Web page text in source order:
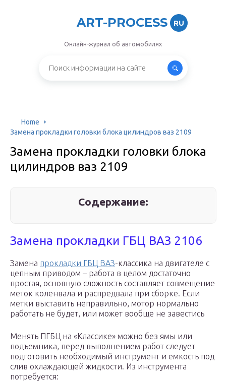
ART-PROCESS RU
Онлайн-журнал об автомобилях
Home
Замена прокладки головки блока цилиндров ваз 2109
Замена прокладки головки блока
цилиндров ваз 2109
Содержание:
Замена прокладки ГБЦ ВАЗ 2106
Замена прокладки ГБЦ ВАЗ-классика на двигателе с
цепным приводом – работа в целом достаточно
простая, основную сложность составляет совмещение
меток коленвала и распредвала при сборке. Если
метки выставить неправильно, мотор нормально
работать не будет, или может вообще не завестись
Менять ПГБЦ на «Классике» можно без ямы или
подъемника, перед выполнением работ следует
подготовить необходимый инструмент и емкость под
слив охлаждающей жидкости. Из инструмента
потребуется: